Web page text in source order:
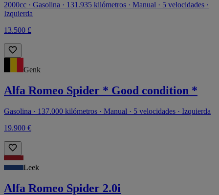
2000cc · Gasolina · 131.935 kilómetros · Manual · 5 velocidades ·
Izquierda
13.500 £
Genk
Alfa Romeo Spider * Good condition *
Gasolina · 137.000 kilómetros · Manual · 5 velocidades · Izquierda
19.900 €
Leek
Alfa Romeo Spider 2.0i